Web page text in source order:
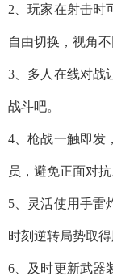
2、玩家在射击时
自由切换，视角
3、多人在线对战
战斗吧。
4、枪战一触即发
员，避免正面对抗
5、灵活使用手雷
时刻逆转局势取得
6、及时更新武器